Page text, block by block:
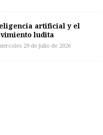
artificial y el
ludita
29 de julio de 2026